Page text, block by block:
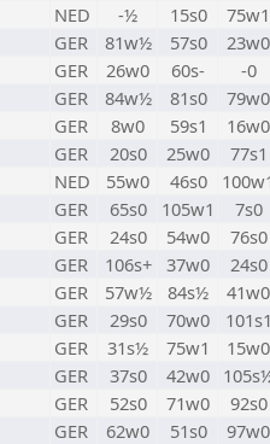
NED -½ 15s0
75w1
GER 81w½ 57s0
23w0
GER 26w0 60s-
-0
GER 84w½ 81s0
79w0
GER 8w0 59s1
16w0
GER 20s0 25w0
77s1
NED 55w0 46s0
GER 65s0 105w1
7s0
GER 24s0 54w0
76s0
GER 106s+ 37w0
24s0
GER 57w½ 84s½
41w0
GER 29s0 70w0
GER 31s½ 75w1
15w0
GER 37s0 42w0
GER 52s0 71w0
92s0
GER 62w0 51s0
97w0